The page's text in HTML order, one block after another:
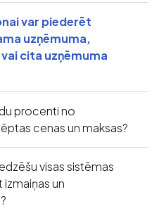
var piederēt
uzņēmuma,
cita uzņēmuma
procenti no
cenas un maksas?
visas sistēmas
izmaiņas un